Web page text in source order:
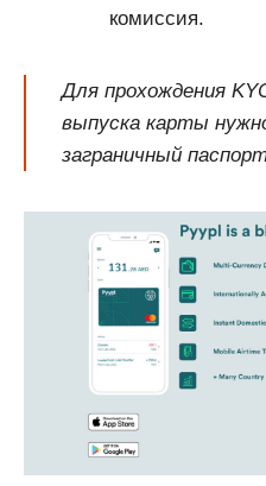
комиссия.
Для прохождения
выпуска карты
заграничный